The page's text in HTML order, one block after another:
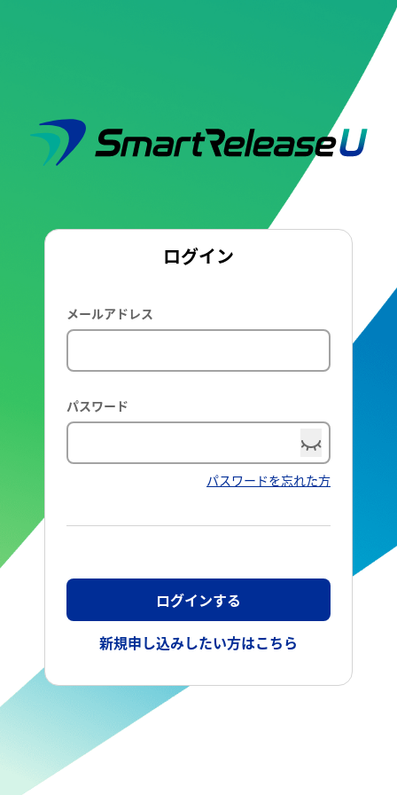
ログイン
メールアドレス
パスワード
パスワードを忘れた方
ログインする
新規申し込みしたい方はこちら